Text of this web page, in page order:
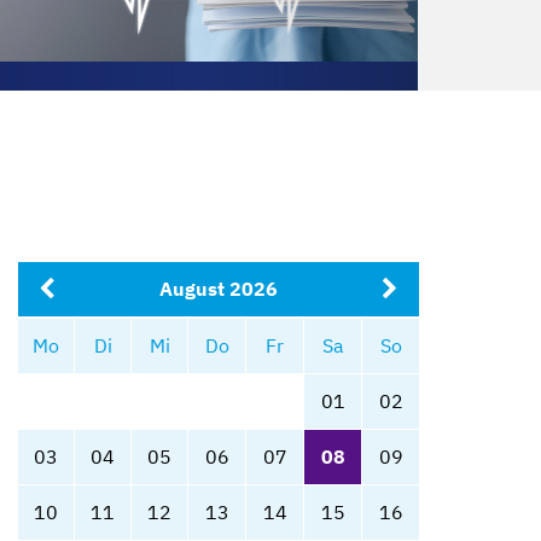
August 2026
Mo Di Mi Do Fr Sa So
01 02
03 04 05 06 07 08 09
10 11 12 13 14 15 16